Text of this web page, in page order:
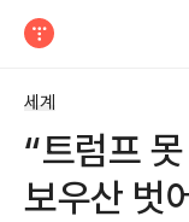
세계
“트럼프
보우산 벗